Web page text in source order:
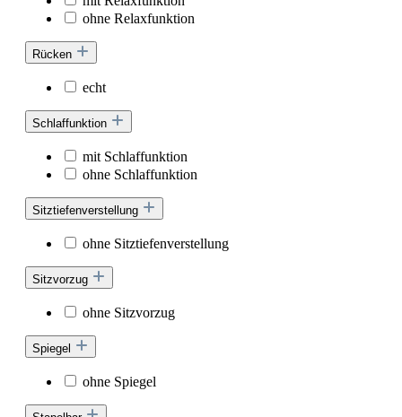
ohne Relaxfunktion
Rücken
echt
Schlaffunktion
mit Schlaffunktion
ohne Schlaffunktion
Sitztiefenverstellung
ohne Sitztiefenverstellung
Sitzvorzug
ohne Sitzvorzug
Spiegel
ohne Spiegel